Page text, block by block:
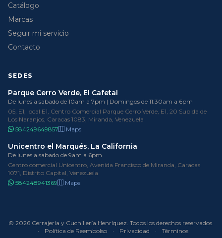
Catálogo
Marcas
Seguir mi servicio
Contacto
SEDES
Parque Cerro Verde, El Cafetal
De lunes a sabado de 10am a 7pm | Domingos de 11:30am a 6pm
05, E1, local E1, Centro Comercial Parque Cerro Verde, E1, 20 Subida de
Los Naranjos, Caracas 1083, Miranda, Venezuela
584249649857
Maps
Unicentro el Marqués, La California
De lunes a sabado de 9am a 6pm
Centro comercial Unicentro, Avenida Francisco de Miranda, Caracas
1071, Distrito Capital, Venezuela
584248941369
Maps
© 2026 Cerrajería y Cuchillería Henríquez. Todos los derechos reservados.
·
Política de Reembolso · Privacidad · Términos